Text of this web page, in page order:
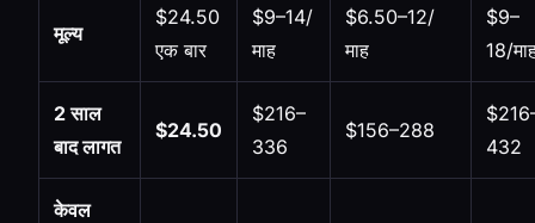
मूल्य
$24.50
एक बार
$9–14/
माह
$6.50–12/
माह
$9–
18/
2 साल
बाद लागत
$24.50
$216–
336
$156–288
432
केवल